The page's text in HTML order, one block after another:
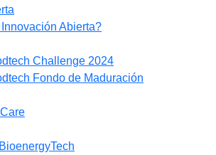
Abierta?
Challenge 2024
Fondo de Maduración